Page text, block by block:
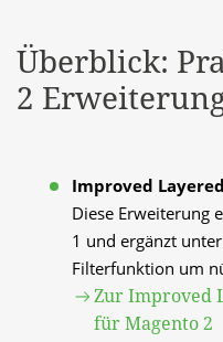
Überblick:
2
Improved
Diese Erweiterung
1 und ergänzt
Filterfunktion um
Zur Improved
für Magento 2